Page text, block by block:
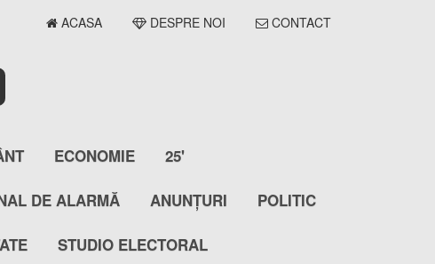
ACASA DESPRE NOI CONTACT
ECONOMIE 25'
DE ALARMĂ ANUNȚURI POLITIC
STUDIO ELECTORAL